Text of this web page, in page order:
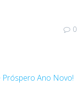
0
Próspero Ano Novo!